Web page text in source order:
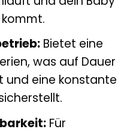
Bietet eine
was auf Dauer
und eine konstante
Für